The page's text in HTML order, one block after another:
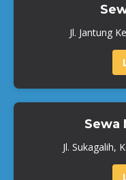
Jl. Jantung
Sewa
Jl. Sukagalih,